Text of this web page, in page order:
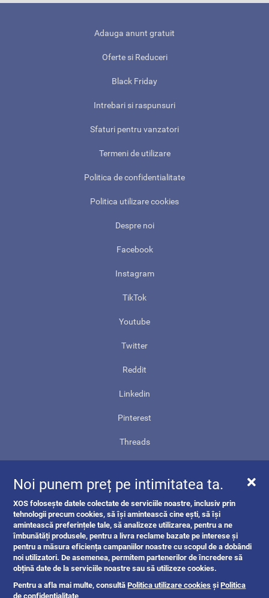
Adauga anunt gratuit
Oferte si Reduceri
Black Friday
Intrebari si raspunsuri
Sfaturi pentru vanzatori
Termeni de utilizare
Politica de confidentialitate
Politica utilizare cookies
Despre noi
Facebook
Instagram
TikTok
Youtube
Twitter
Reddit
Linkedin
Pinterest
Threads
Harta site-ului
ANPC
Noi punem preț pe intimitatea ta.
XOS folosește datele colectate de serviciile noastre, inclusiv prin
tehnologii precum cookies, să își amintească cine ești, să își
amintească preferințele tale, să analizeze utilizarea, pentru a ne
îmbunătăți produsele, pentru a livra reclame bazate pe interese și
pentru a măsura eficiența campaniilor noastre cu scopul de a dobândi
noi utilizatori. De asemenea, permitem partenerilor de încredere să
obțină date de la serviciile noastre sau să utilizeze cookies.
Pentru a afla mai multe, consultăPolitica utilizare cookies șiPolitica
de confidentialitate